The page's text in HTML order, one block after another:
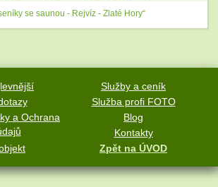
se saunou - Rejvíz - Zlaté Hory“
Služby a ceník
Služba profi FOTO
a Ochrana
Blog
Kontakty
Zpět na ÚVOD